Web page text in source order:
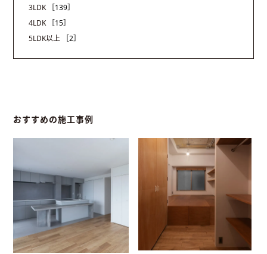
3LDK
［139］
4LDK
［15］
5LDK以上
［2］
おすすめの施工事例